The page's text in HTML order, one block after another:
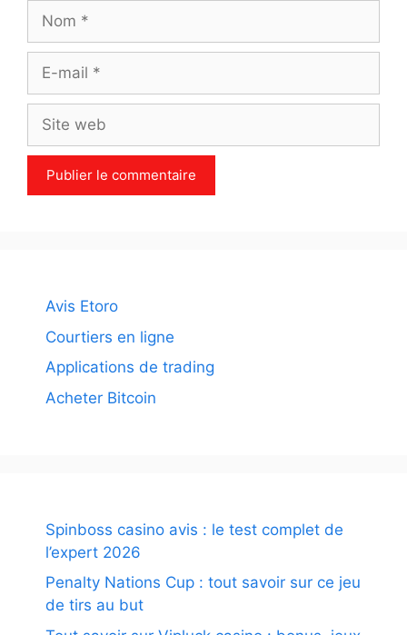
Nom
Site
web
Avis Etoro
Courtiers en ligne
Applications de trading
Acheter Bitcoin
Spinboss casino avis : le test complet de
l’expert 2026
Penalty Nations Cup : tout savoir sur ce jeu
de tirs au but